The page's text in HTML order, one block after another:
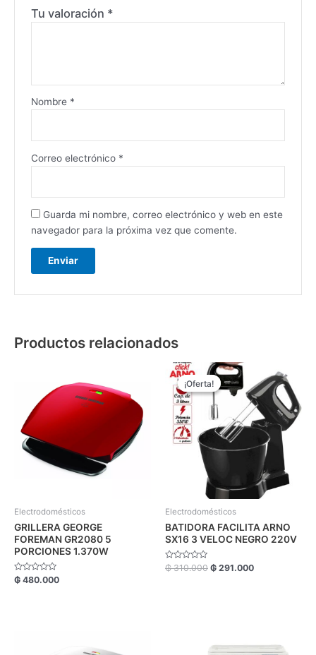
Tu valoración *
Nombre *
Correo electrónico *
Guarda mi nombre, correo electrónico y web en este
navegador para la próxima vez que comente.
Productos relacionados
Electrodomésticos
GRILLERA GEORGE
FOREMAN GR2080 5
PORCIONES 1.370W
Valorado
con
₲ 480.000
¡Oferta!
¡Oferta!
Electrodomésticos
BATIDORA FACILITA ARNO
SX16 3 VELOC NEGRO 220V
Valorado
con
₲310.000
El
precio
original
era:
₲ 310.000.
₲ 291.000
precio
actual
es:
₲ 291.000.